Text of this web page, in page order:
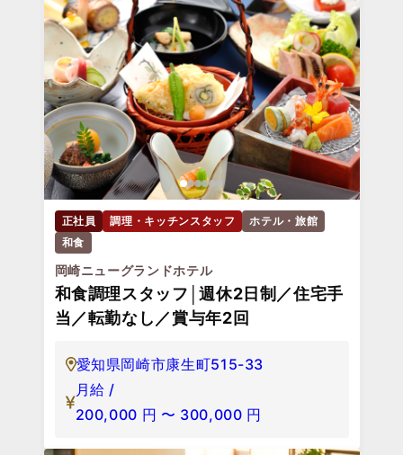
正社員 調理・キッチンスタッフ
ホテル・旅館
和食
岡崎ニューグランドホテル
和食調理スタッフ│週休2日制／住宅手
当／転勤なし／賞与年2回
愛知県岡崎市康生町515-33
月給 /
200,000 円 〜 300,000 円